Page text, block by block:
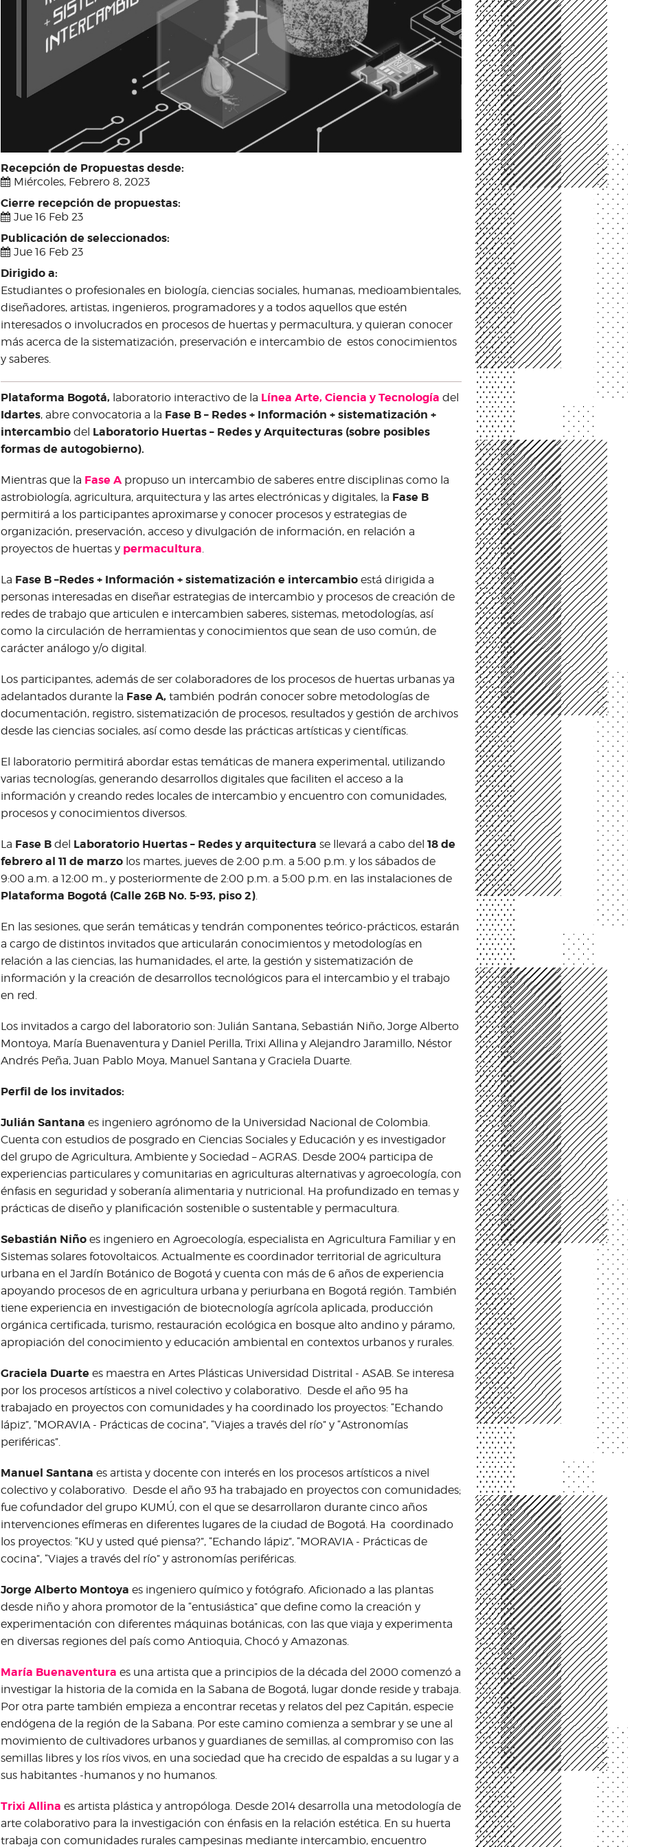
Recepción de Propuestas desde:
Miércoles, Febrero 8, 2023
Cierre recepción de propuestas:
Jue 16 Feb 23
Publicación de seleccionados:
Jue 16 Feb 23
Dirigido a:
Estudiantes o profesionales en biología, ciencias sociales, humanas, medioambientales,
diseñadores, artistas, ingenieros, programadores y a todos aquellos que estén
interesados o involucrados en procesos de huertas y permacultura, y quieran conocer
más acerca de la sistematización, preservación e intercambio de estos conocimientos
y saberes.
Plataforma Bogotá, laboratorio interactivo de la Línea Arte, Ciencia y Tecnología del
Idartes, abre convocatoria a la Fase B – Redes + Información + sistematización +
intercambiodel Laboratorio Huertas – Redes y Arquitecturas (sobre posibles
formas de autogobierno).
Mientras que la Fase Apropuso un intercambio de saberes entre disciplinas como la
astrobiología, agricultura, arquitectura y las artes electrónicas y digitales, la Fase B
permitirá a los participantes aproximarse y conocer procesos y estrategias de
organización, preservación, acceso y divulgación de información, en relación a
proyectos de huertas y permacultura.
La Fase B –Redes + Información + sistematización e intercambioestá dirigida a
personas interesadas en diseñar estrategias de intercambio y procesos de creación de
redes de trabajo que articulen e intercambien saberes, sistemas, metodologías, así
como la circulación de herramientas y conocimientos que sean de uso común, de
carácter análogo y/o digital.
Los participantes, además de ser colaboradores de los procesos de huertas urbanas ya
adelantados durante la Fase A, también podrán conocer sobre metodologías de
documentación, registro, sistematización de procesos, resultados y gestión de archivos
desde las ciencias sociales, así como desde las prácticas artísticas y científicas.
El laboratorio permitirá abordar estas temáticas de manera experimental, utilizando
varias tecnologías, generando desarrollos digitales que faciliten el acceso a la
información y creando redes locales de intercambio y encuentro con comunidades,
procesos y conocimientos diversos.
La Fase B del Laboratorio Huertas – Redes y arquitectura se llevará a cabo del 18 de
febrero al 11 de marzolos martes, jueves de 2:00 p.m. a 5:00 p.m. y los sábados de
9:00 a.m. a 12:00 m., y posteriormente de 2:00 p.m. a 5:00 p.m. en las instalaciones de
Plataforma Bogotá (Calle 26B No. 5-93, piso 2).
En las sesiones, que serán temáticas y tendrán componentes teórico-prácticos, estarán
a cargo de distintos invitados que articularán conocimientos y metodologías en
relación a las ciencias, las humanidades, el arte, la gestión y sistematización de
información y la creación de desarrollos tecnológicos para el intercambio y el trabajo
en red.
Los invitados a cargo del laboratorio son: Julián Santana, Sebastián Niño, Jorge Alberto
Montoya, María Buenaventura y Daniel Perilla, Trixi Allina y Alejandro Jaramillo, Néstor
Andrés Peña, Juan Pablo Moya, Manuel Santana y Graciela Duarte.
Perfil de los invitados:
Julián Santana es ingeniero agrónomo de la Universidad Nacional de Colombia.
Cuenta con estudios de posgrado en Ciencias Sociales y Educación y es investigador
del grupo de Agricultura, Ambiente y Sociedad – AGRAS. Desde 2004 participa de
experiencias particulares y comunitarias en agriculturas alternativas y agroecología, con
énfasis en seguridad y soberanía alimentaria y nutricional. Ha profundizado en temas y
prácticas de diseño y planificación sostenible o sustentable y permacultura.
Sebastián Niñoes ingeniero en Agroecología, especialista en Agricultura Familiar y en
Sistemas solares fotovoltaicos. Actualmente es coordinador territorial de agricultura
urbana en el Jardín Botánico de Bogotá y cuenta con más de 6 años de experiencia
apoyando procesos de en agricultura urbana y periurbana en Bogotá región. También
tiene experiencia en investigación de biotecnología agrícola aplicada, producción
orgánica certificada, turismo, restauración ecológica en bosque alto andino y páramo,
apropiación del conocimiento y educación ambiental en contextos urbanos y rurales.
Graciela Duartees maestra en Artes Plásticas Universidad Distrital - ASAB. Se interesa
por los procesos artísticos a nivel colectivo y colaborativo. Desde el año 95 ha
trabajado en proyectos con comunidades y ha coordinado los proyectos: “Echando
lápiz”, “MORAVIA - Prácticas de cocina”, “Viajes a través del río” y “Astronomías
periféricas”.
Manuel Santana es artista y docente con interés en los procesos artísticos a nivel
colectivo y colaborativo. Desde el año 93 ha trabajado en proyectos con comunidades;
fue cofundador del grupo KUMÚ, con el que se desarrollaron durante cinco años
intervenciones efímeras en diferentes lugares de la ciudad de Bogotá. Ha coordinado
los proyectos: “KU y usted qué piensa?”, “Echando lápiz”, “MORAVIA - Prácticas de
cocina”, “Viajes a través del río” y astronomías periféricas.
Jorge Alberto Montoya es ingeniero químico y fotógrafo. Aficionado a las plantas
desde niño y ahora promotor de la “entusiástica” que define como la creación y
experimentación con diferentes máquinas botánicas, con las que viaja y experimenta
en diversas regiones del país como Antioquia, Chocó y Amazonas.
María Buenaventura es una artista que a principios de la década del 2000 comenzó a
investigar la historia de la comida en la Sabana de Bogotá, lugar donde reside y trabaja.
Por otra parte también empieza a encontrar recetas y relatos del pez Capitán, especie
endógena de la región de la Sabana. Por este camino comienza a sembrar y se une al
movimiento de cultivadores urbanos y guardianes de semillas, al compromiso con las
semillas libres y los ríos vivos, en una sociedad que ha crecido de espaldas a su lugar y a
sus habitantes -humanos y no humanos.
Trixi Allina es artista plástica y antropóloga. Desde 2014 desarrolla una metodología de
arte colaborativo para la investigación con énfasis en la relación estética. En su huerta
trabaja con comunidades rurales campesinas mediante intercambio, encuentro